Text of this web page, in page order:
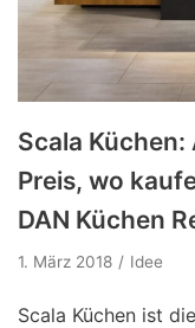
Scala Küchen:
Preis, wo
DAN Küchen
1. März 2018 Idee
Scala Küchen ist